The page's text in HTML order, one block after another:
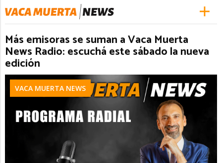
Más emisoras se suman a Vaca Muerta
News Radio: escuchá este sábado la nueva
edición
VACA MUERTA NEWS